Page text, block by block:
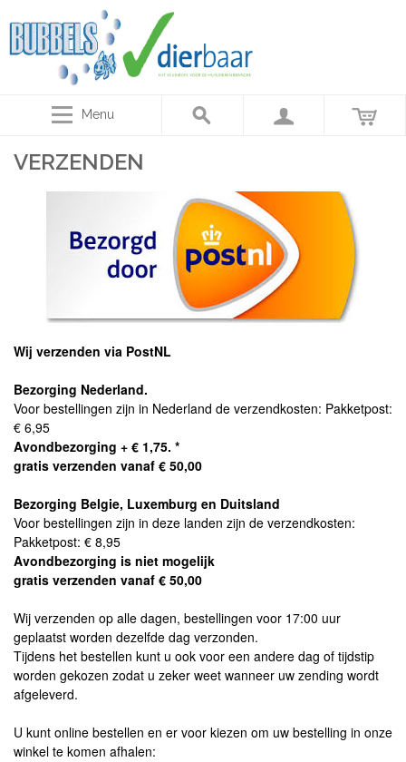
Menu
VERZENDEN
Wij verzenden via PostNL
Bezorging Nederland.
Voor bestellingen zijn in Nederland de verzendkosten: Pakketpost:
€ 6,95
Avondbezorging + € 1,75. *
gratis verzenden vanaf € 50,00
Bezorging Belgie, Luxemburg en Duitsland
Voor bestellingen zijn in deze landen zijn de verzendkosten:
Pakketpost: € 8,95
Avondbezorging is niet mogelijk
gratis verzenden vanaf € 50,00
Wij verzenden op alle dagen, bestellingen voor 17:00 uur
geplaatst worden dezelfde dag verzonden.
Tijdens het bestellen kunt u ook voor een andere dag of tijdstip
worden gekozen zodat u zeker weet wanneer uw zending wordt
afgeleverd.
U kunt online bestellen en er voor kiezen om uw bestelling in onze
winkel te komen afhalen: